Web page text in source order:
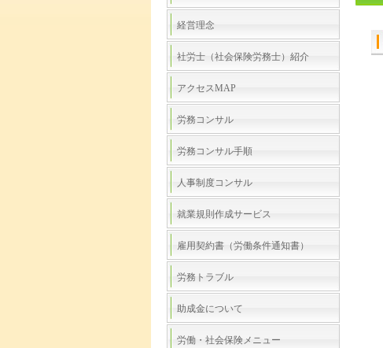
経営理念
社労士（社会保険労務士）紹介
アクセスMAP
労務コンサル
労務コンサル手順
人事制度コンサル
就業規則作成サービス
雇用契約書（労働条件通知書）
労務トラブル
助成金について
労働・社会保険メニュー